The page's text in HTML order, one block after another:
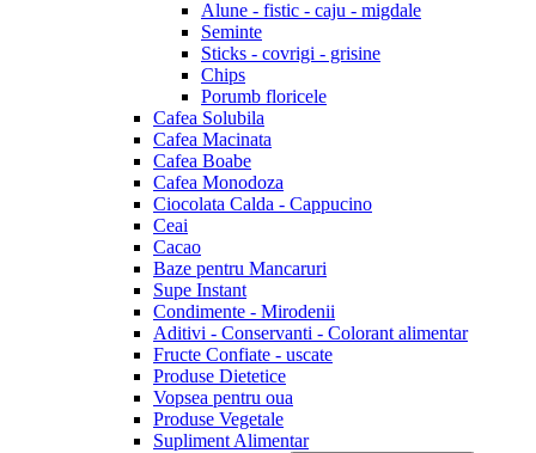
Alune - fistic - caju - migdale
Seminte
Sticks - covrigi - grisine
Chips
Porumb floricele
Cafea Solubila
Cafea Macinata
Cafea Boabe
Cafea Monodoza
Ciocolata Calda - Cappucino
Ceai
Cacao
Baze pentru Mancaruri
Supe Instant
Condimente - Mirodenii
Aditivi - Conservanti - Colorant alimentar
Fructe Confiate - uscate
Produse Dietetice
Vopsea pentru oua
Produse Vegetale
Supliment Alimentar